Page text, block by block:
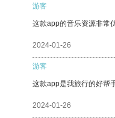
游客
这款app的音乐资源非常
2024-01-26
游客
这款app是我旅行的好帮
2024-01-26